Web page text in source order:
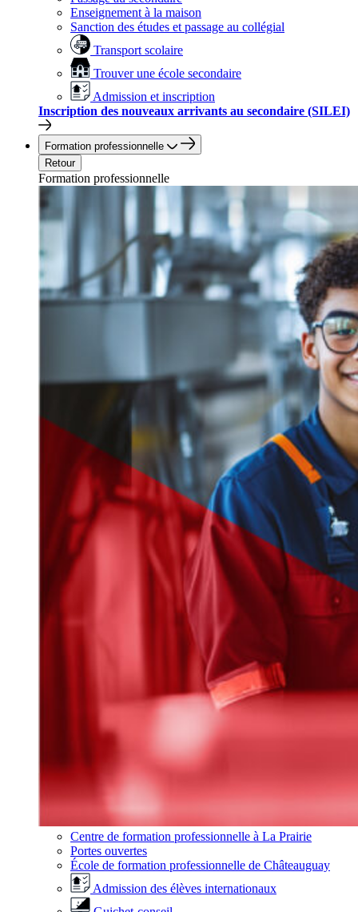
Enseignement à la maison
Sanction des études et passage au collégial
Transport scolaire
Trouver une école secondaire
Admission et inscription
Inscription des nouveaux arrivants au secondaire (SILEI)
Formation professionnelle
Retour
Formation professionnelle
Centre de formation professionnelle à La Prairie
Portes ouvertes
École de formation professionnelle de Châteauguay
Admission des élèves internationaux